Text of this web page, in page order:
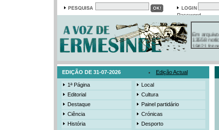
Password
13558
19421
385
EDIÇÃO DE 31-07-2026 Edição Actual
1ª Página
Editorial
Destaque
Ciência
História
Local
Cultura
Painel partidário
Crónicas
Desporto